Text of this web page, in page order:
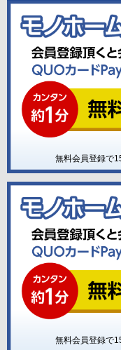
無料会員登録で
無料会員登録で